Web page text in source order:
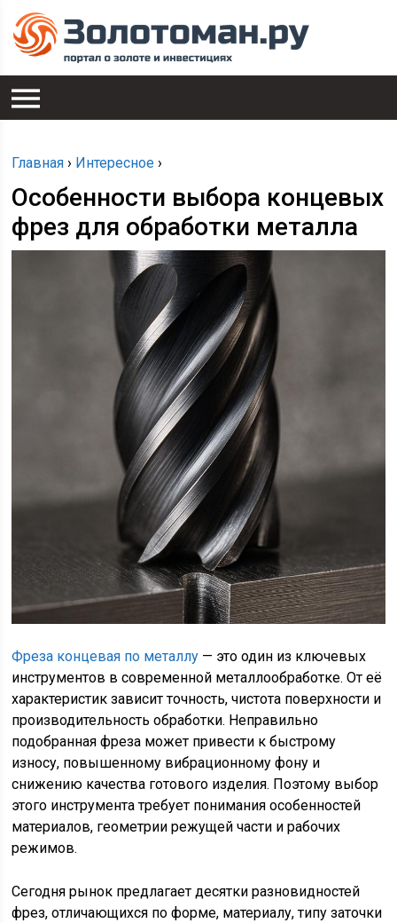
Главная › Интересное ›
Особенности выбора концевых
фрез для обработки металла
Фреза концевая по металлу — это один из ключевых
инструментов в современной металлообработке. От её
характеристик зависит точность, чистота поверхности и
производительность обработки. Неправильно
подобранная фреза может привести к быстрому
износу, повышенному вибрационному фону и
снижению качества готового изделия. Поэтому выбор
этого инструмента требует понимания особенностей
материалов, геометрии режущей части и рабочих
режимов.
Сегодня рынок предлагает десятки разновидностей
фрез, отличающихся по форме, материалу, типу заточки